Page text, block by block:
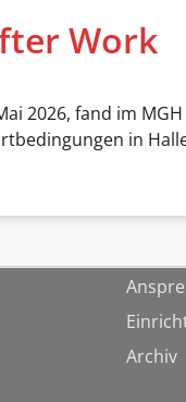
Work
2026, fand im
in
Archiv